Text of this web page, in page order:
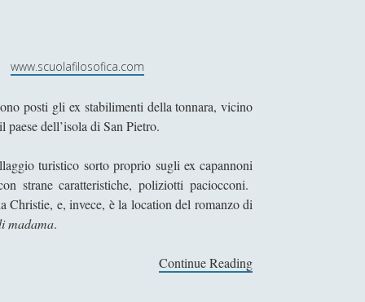
www.scuolafilosofica.com
posti gli ex stabilimenti della tonnara, vicino
paese dell’isola di San Pietro.
turistico sorto proprio sugli ex capannoni
strane caratteristiche, poliziotti paciocconi.
Christie, e, invece, è la location del romanzo di
madama.
Continue Reading